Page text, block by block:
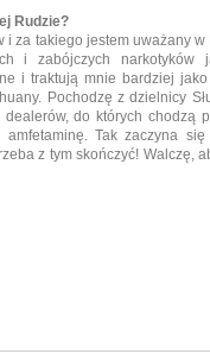
Rudzie?
za takiego jestem uważany w
i zabójczych narkotyków
i traktują mnie bardziej
Pochodzę z dzielnicy
do których chodzą
Tak zaczyna
z tym skończyć! Walczę,